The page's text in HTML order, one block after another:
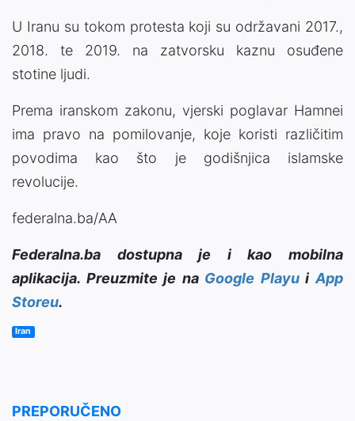
U Iranu su tokom protesta koji su održavani 2017.,
2018. te 2019. na zatvorsku kaznu osuđene
stotine ljudi.
Prema iranskom zakonu, vjerski poglavar Hamnei
ima pravo na pomilovanje, koje koristi različitim
povodima kao što je godišnjica islamske
revolucije.
federalna.ba/AA
Federalna.ba dostupna je i kao mobilna
aplikacija. Preuzmite je na Google PlayuiApp
Storeu.
Iran
PREPORUČENO